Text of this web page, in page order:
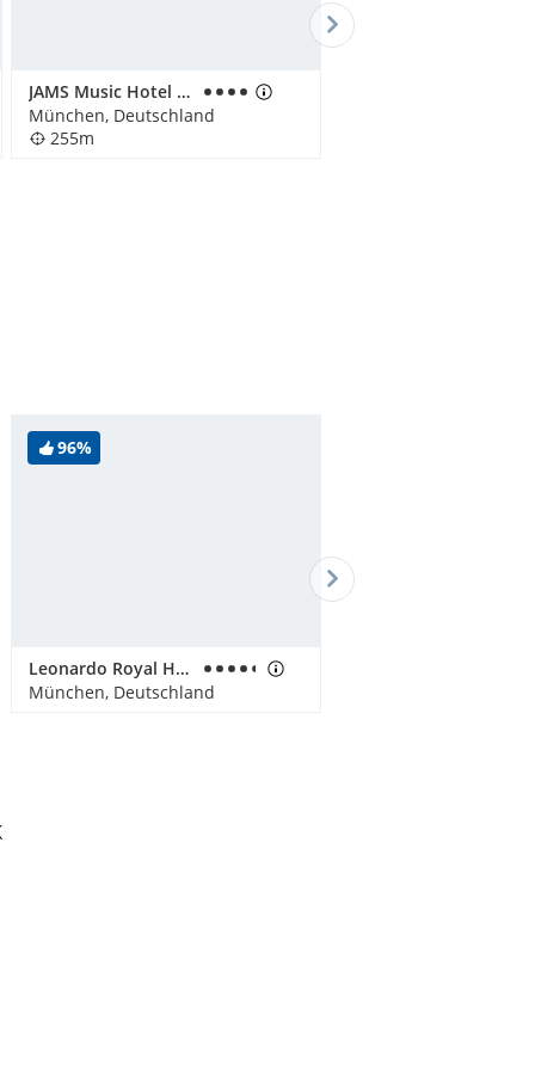
JAMS Music Hotel Munich
München, Deutschland
255m
96%
Leonardo Royal Hotel Munich
München, Deutschland